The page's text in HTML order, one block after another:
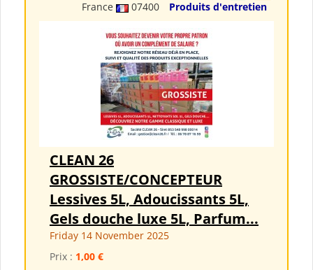
France 07400 Produits d'entretien
CLEAN 26
GROSSISTE/CONCEPTEUR
Lessives 5L, Adoucissants 5L,
Gels douche luxe 5L, Parfum...
Friday 14 November 2025
Prix : 1,00 €